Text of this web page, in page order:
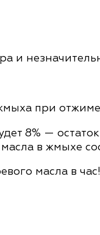
и
при
8% —
в жмыхе
масла в час!